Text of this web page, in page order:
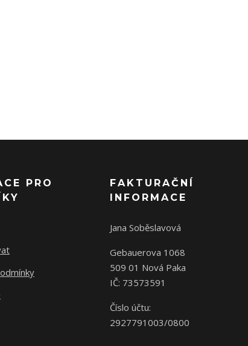
PRO
FAKTURAČNÍ
INFORMACE
Jana Soběslavová
Gebauerova 1068
509 01 Nová Paka
IČ: 73573591
Číslo účtu:
2927791003/0800